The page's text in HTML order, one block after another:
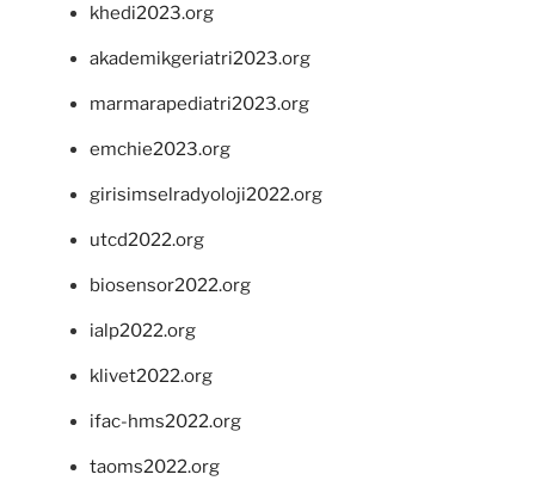
khedi2023.org
akademikgeriatri2023.org
marmarapediatri2023.org
emchie2023.org
girisimselradyoloji2022.org
utcd2022.org
biosensor2022.org
ialp2022.org
klivet2022.org
ifac-hms2022.org
taoms2022.org